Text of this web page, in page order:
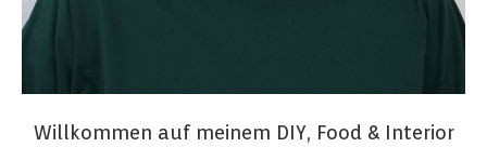
Willkommen auf meinem DIY, Food & Interior